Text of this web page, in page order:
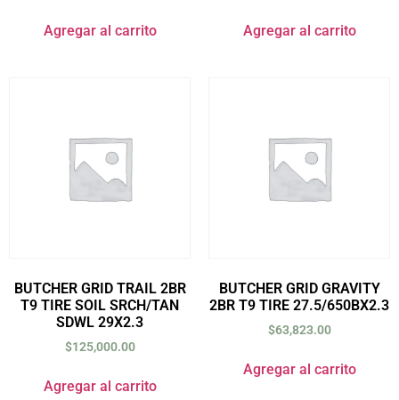
Agregar al carrito Agregar al carrito
BUTCHER GRID TRAIL 2BR
T9 TIRE SOIL SRCH/TAN
SDWL 29X2.3
$125,000.00
Agregar al carrito
BUTCHER GRID GRAVITY
2BR T9 TIRE 27.5/650BX2.3
$63,823.00
Agregar al carrito